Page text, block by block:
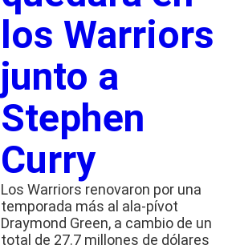
los Warriors
junto a
Stephen
Curry
Los Warriors renovaron por una
temporada más al ala-pívot
Draymond Green, a cambio de un
total de 27.7 millones de dólares